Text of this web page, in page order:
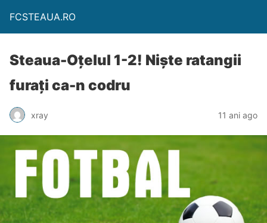
FCSTEAUA.RO
Steaua-Oțelul 1-2! Niște ratangii
furați ca-n codru
xray 11 ani ago